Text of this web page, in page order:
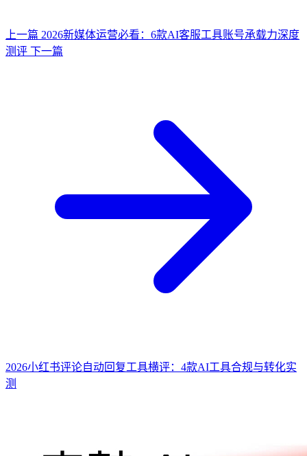
上一篇 2026新媒体运营必看：6款AI客服工具账号承载力深度
测评 下一篇
2026小红书评论自动回复工具横评：4款AI工具合规与转化实
测